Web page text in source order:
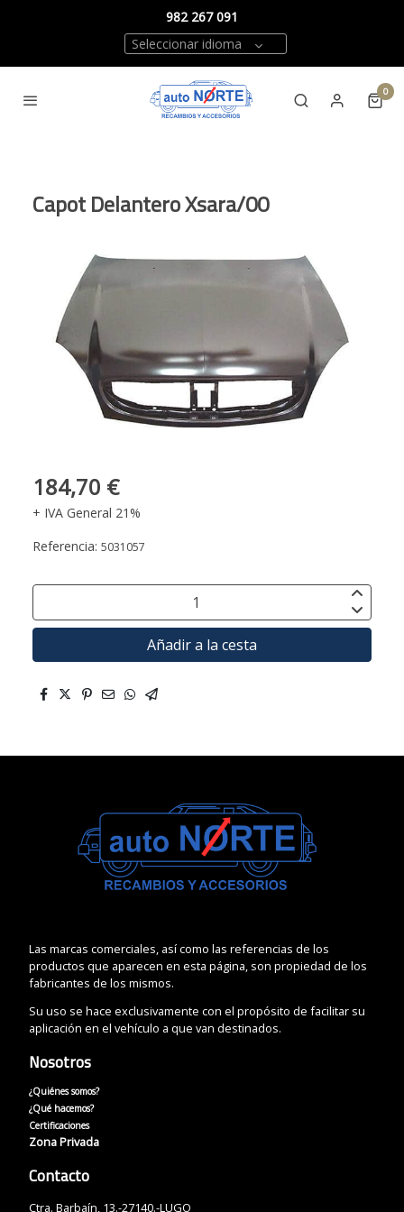
982 267 091
Seleccionar idioma
0
Capot Delantero Xsara/00
184,70 €
+ IVA General 21%
Referencia: 5031057
Añadir a la cesta
Las marcas comerciales, así como las referencias de los
productos que aparecen en esta página, son propiedad de los
fabricantes de los mismos.
Su uso se hace exclusivamente con el propósito de facilitar su
aplicación en el vehículo a que van destinados.
Nosotros
¿Quiénes somos?
¿Qué hacemos?
Certificaciones
Zona Privada
Contacto
Ctra. Barbaín, 13.-27140.-LUGO